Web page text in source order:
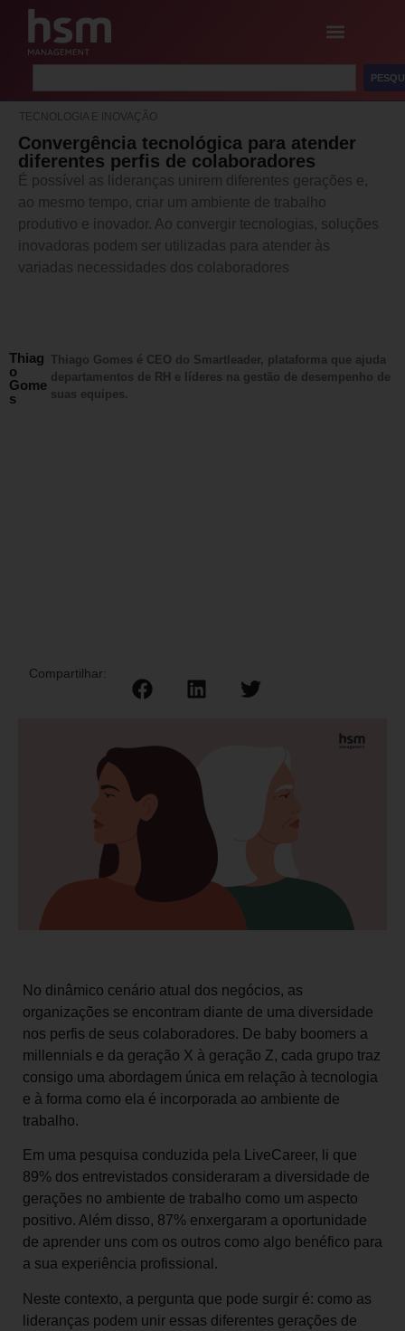
TECNOLOGIA E INOVAÇÃO
Convergência tecnológica para atender
diferentes perfis de colaboradores
É possível as lideranças unirem diferentes gerações e,
ao mesmo tempo, criar um ambiente de trabalho
produtivo e inovador. Ao convergir tecnologias, soluções
inovadoras podem ser utilizadas para atender às
variadas necessidades dos colaboradores
Thiag
o
Gome
s
Thiago Gomes é CEO do Smartleader, plataforma que ajuda
departamentos de RH e líderes na gestão de desempenho de
suas equipes.
Compartilhar:
No dinâmico cenário atual dos negócios, as
organizações se encontram diante de uma diversidade
nos perfis de seus colaboradores. De baby boomers a
millennials e da geração X à geração Z, cada grupo traz
consigo uma abordagem única em relação à tecnologia
e à forma como ela é incorporada ao ambiente de
trabalho.
Em uma pesquisa conduzida pela LiveCareer, li que
89% dos entrevistados consideraram a diversidade de
gerações no ambiente de trabalho como um aspecto
positivo. Além disso, 87% enxergaram a oportunidade
de aprender uns com os outros como algo benéfico para
a sua experiência profissional.
Neste contexto, a pergunta que pode surgir é: como as
lideranças podem unir essas diferentes gerações de